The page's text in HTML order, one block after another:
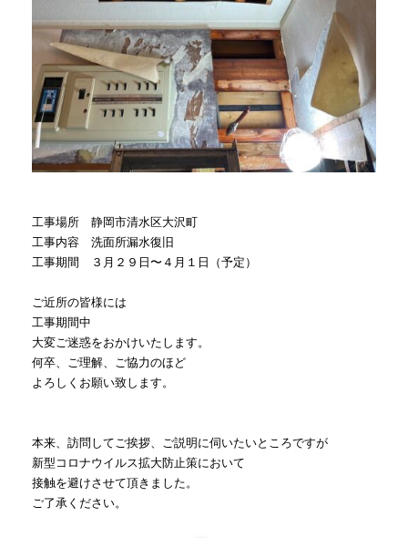
工事場所 静岡市清水区大沢町
工事内容 洗面所漏水復旧
工事期間 ３月２９日〜４月１日（予定）
ご近所の皆様には
工事期間中
大変ご迷惑をおかけいたします。
何卒、ご理解、ご協力のほど
よろしくお願い致します。
本来、訪問してご挨拶、ご説明に伺いたいところですが
新型コロナウイルス拡大防止策において
接触を避けさせて頂きました。
ご了承ください。